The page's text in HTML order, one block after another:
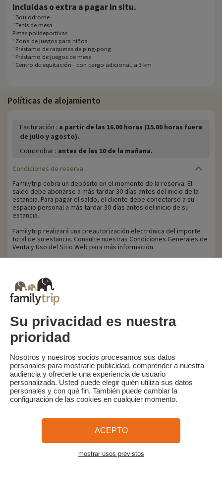
incluidas o extra a pagar in situ.
' Boulodrome
' Tenis de mesa
Pistas polideportivas
' Zona de juegos para niños
' Préstamo de raquetas de ping-pong
' Préstamo de juegos de mesa
' Centro de equitación - con cargo adicional, a 3 km
Políticas de alojamiento
Facturación : a partir de las 16.00 horas (15.00 horas fuera
de julio y agosto).
Comprobar : antes de las 10 de la mañana.
Condiciones de reserva
Familytrip cobra un depósito en el momento de la reserva. El
saldo debe abonarse a más tardar 30 días antes del inicio de la
estancia. Para pagar el saldo, el cliente debe conectarse a su
espacio personal a más tardar 30 días antes del inicio de su
estancia.
Familytrip realizará una preautorización electrónica del importe
total de su estancia. Consulte nuestras Condiciones Generales de
Venta y Uso del Sitio Web para más información.
El saldo de la reserva deberá abonarse a más tardar 30 días antes
del inicio de las vacaciones. El cliente recibirá un recordatorio de
pago del saldo de la reserva por correo electrónico 35 días antes
del inicio de la estancia.
Las penalizaciones por cancelación se calculan según el siguiente
baremo:
- Anulación 30 días o más antes del inicio de la estancia: retención
del depósito.
- Anulación menos de 30 días antes del inicio de la estancia: 100%
del precio de la estancia.
Condiciones generales y política de privacidad
Lo que la prensa dice de nosotros
Mapa del sitio
Su privacidad es nuestra
prioridad
Nosotros y nuestros socios procesamos sus datos
personales para mostrarle publicidad, comprender a nuestra
audiencia y ofrecerle una experiencia de usuario
personalizada. Usted puede elegir quién utiliza sus datos
personales y con qué fin. También puede cambiar la
configuración de las cookies en cualquier momento.
ACEPTO
mostrar usos previstos